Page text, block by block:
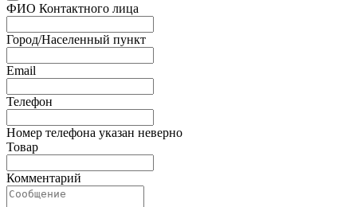
ФИО Контактного лица
Город/Населенный пункт
Email
Телефон
Номер телефона указан неверно
Товар
Комментарий